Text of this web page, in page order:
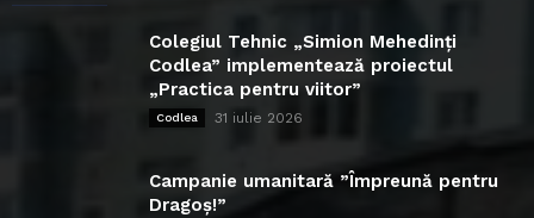
Colegiul Tehnic „Simion Mehedinți
Codlea” implementează proiectul
„Practica pentru viitor”
Codlea 31 iulie 2026
Campanie umanitară ”Împreună pentru
Dragoș!”